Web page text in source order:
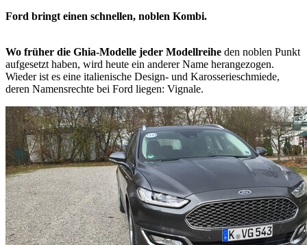
Ford bringt einen schnellen, noblen Kombi.
Wo früher die Ghia-Modelle jeder Modellreihe den noblen Punkt
aufgesetzt haben, wird heute ein anderer Name herangezogen.
Wieder ist es eine italienische Design- und Karosserieschmiede,
deren Namensrechte bei Ford liegen: Vignale.